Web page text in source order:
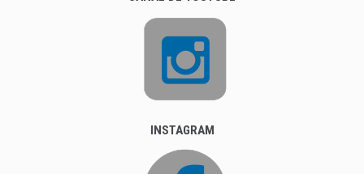
INSTAGRAM